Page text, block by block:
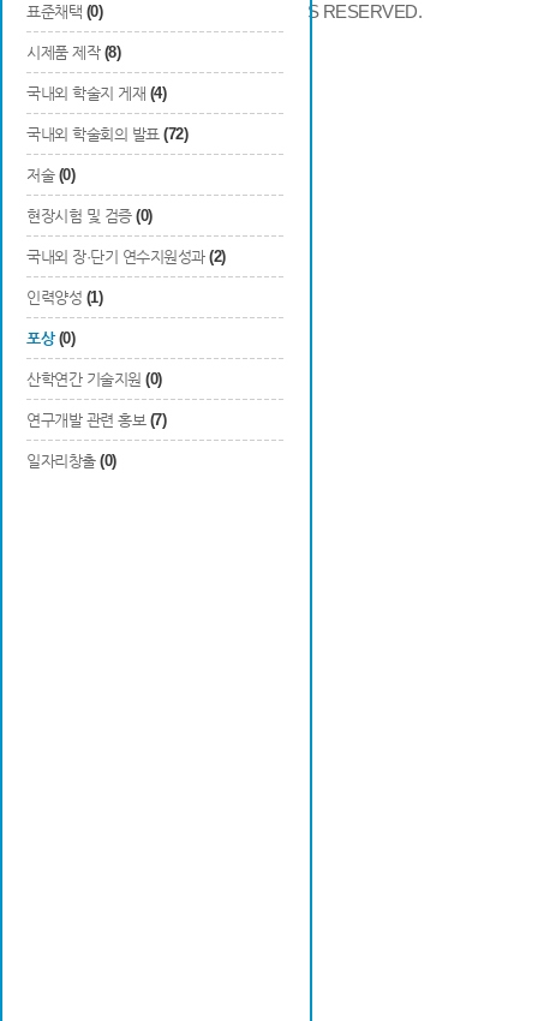
표준채택 (0)
시제품 제작 (8)
국내외 학술지 게재 (4)
국내외 학술회의 발표 (72)
저술 (0)
현장시험 및 검증 (0)
국내외 장·단기 연수지원성과 (2)
인력양성 (1)
포상 (0)
산학연간 기술지원 (0)
연구개발 관련 홍보 (7)
일자리창출 (0)
COPYRIGHTS © 2014 KAIA, ALL RIGHTS RESERVED.